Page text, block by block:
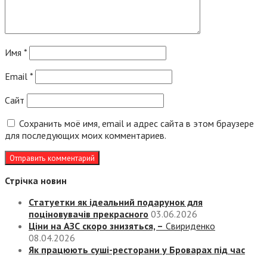
Имя *
Email *
Сайт
Сохранить моё имя, email и адрес сайта в этом браузере
для последующих моих комментариев.
Стрічка новин
Статуетки як ідеальний подарунок для
поціновувачів прекрасного 03.06.2026
Ціни на АЗС скоро знизяться, – Свириденко
08.04.2026
Як працюють суші-ресторани у Броварах під час